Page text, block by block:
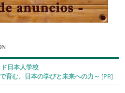
日本人学校
育む、日本の学びと未来への力～ [PR]